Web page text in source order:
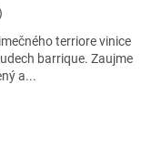
terriore vinice
barrique. Zaujme
a...